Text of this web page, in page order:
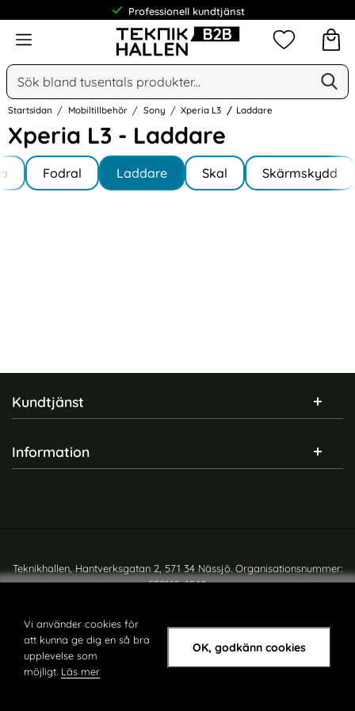
Vi använder cookies för
att kunna ge dig en så bra
upplevelse som
möjligt. Läs mer
OK, godkänn cookies
Professionell kundtjänst
Meny
Sök
Sök på Narse Group AB
Mina
Startsidan Mobiltillbehör Sony Xperia L3 Laddare
Xperia L3 - Laddare
Hoppa
till
produkter
Underkategorier
Fodral Laddare Skal Skärmskydd
Sidfot Blandad info och länkar
Kundtjänst
Information
Teknikhallen, Hantverksgatan 2, 571 34 Nässjö. Organisationsnummer:
559165-6540